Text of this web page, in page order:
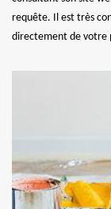
requête. Il est très
directement de votre